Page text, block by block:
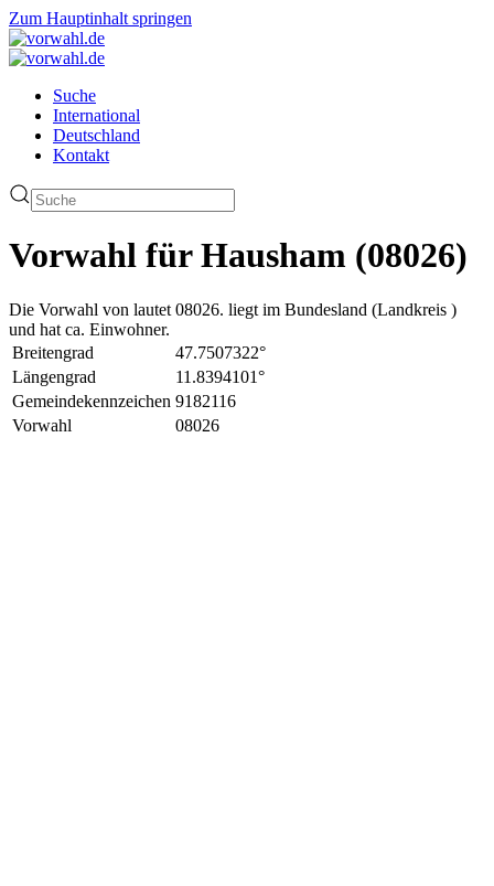
Zum Hauptinhalt springen
Suche
International
Deutschland
Kontakt
Vorwahl für Hausham (08026)
Die Vorwahl von lautet 08026. liegt im Bundesland (Landkreis )
und hat ca. Einwohner.
Breitengrad
47.7507322°
Längengrad
11.8394101°
Gemeindekennzeichen 9182116
Vorwahl
08026